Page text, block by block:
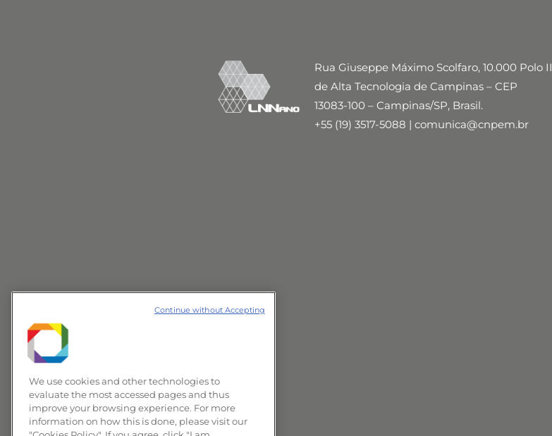
Rua Giuseppe Máximo Scolfaro, 10.000 Polo II
de Alta Tecnologia de Campinas – CEP
13083-100 – Campinas/SP, Brasil.
+55 (19) 3517-5088 | comunica@cnpem.br
We use cookies and other technologies to
evaluate the most accessed pages and thus
improve your browsing experience. For more
information on how this is done, please visit our
Continue without Accepting